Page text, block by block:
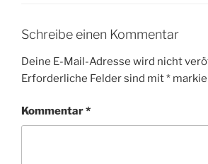
Schreibe einen Kommentar
Deine E-Mail-Adresse wird nicht
Erforderliche Felder sind mit*
Kommentar*